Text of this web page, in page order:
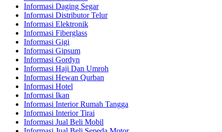
Informasi Daging Segar
Informasi Distributor Telur
Informasi Elektronik
Informasi Fiberglass
Informasi Gigi
Informasi Gipsum
Informasi Gordyn
Informasi Haji Dan Umroh
Informasi Hewan Qurban
Informasi Hotel
Informasi Ikan
Informasi Interior Rumah Tangga
Informasi Interior Tirai
Informasi Jual Beli Mobil